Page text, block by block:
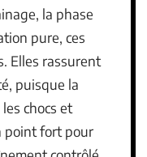
la phase
pure, ces
Elles rassurent
puisque la
chocs et
point fort pour